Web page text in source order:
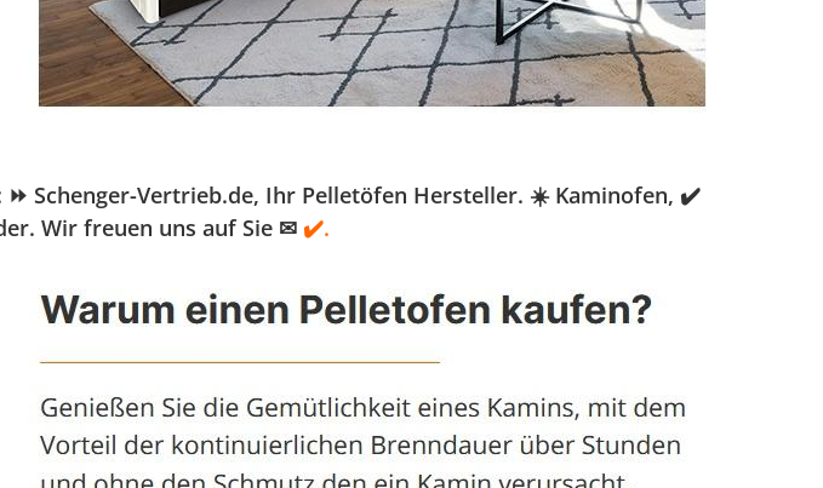
⏩ Schenger-Vertrieb.de, Ihr Pelletöfen Hersteller. ☀️ Kaminofen, ✔️
Wir freuen uns auf Sie ✉ ✔️.